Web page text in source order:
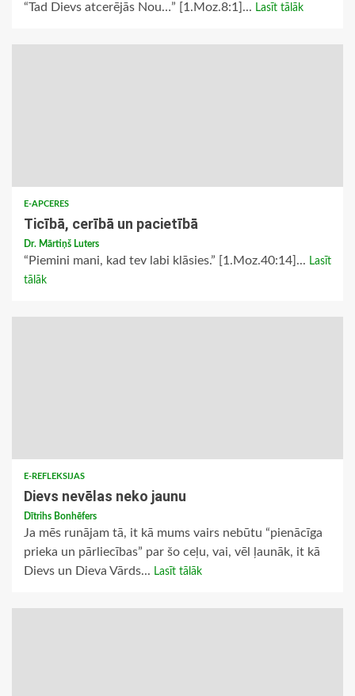
“Tad Dievs atcerējās Nou…” [1.Moz.8:1]... Lasīt tālāk
E-APCERES
Ticībā, cerībā un pacietībā
Dr. Mārtiņš Luters
“Piemini mani, kad tev labi klāsies.” [1.Moz.40:14]... Lasīt
tālāk
E-REFLEKSIJAS
Dievs nevēlas neko jaunu
Dītrihs Bonhēfers
Ja mēs runājam tā, it kā mums vairs nebūtu “pienācīga
prieka un pārliecības” par šo ceļu, vai, vēl ļaunāk, it kā
Dievs un Dieva Vārds... Lasīt tālāk